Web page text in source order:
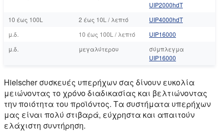
UIP2000hdT
10 έως 100L
2 έως 10L / λεπτό
UIP4000hdT
μ.δ.
10 έως 100L / λεπτό
UIP16000
μ.δ.
μεγαλύτερου
σύμπλεγμα
UIP16000
Hielscher συσκευές υπερήχων σας δίνουν ευκολία
μειώνοντας το χρόνο διαδικασίας και βελτιώνοντας
την ποιότητα του προϊόντος. Τα συστήματα υπερήχων
μας είναι πολύ στιβαρά, εύχρηστα και απαιτούν
ελάχιστη συντήρηση.